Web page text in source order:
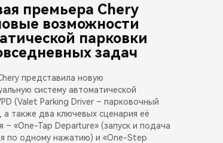
премьера Chery
возможности
парковки
задач
представила новую
систему автоматической
(Valet Parking Driver – парковочный
а также два ключевых сценария её
– «One-Tap Departure» (запуск и подача
по одному нажатию) и «One-Step